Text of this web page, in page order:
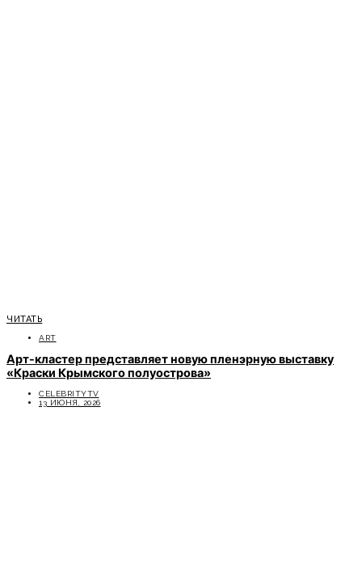
ЧИТАТЬ
ART
Арт-кластер представляет новую пленэрную выставку
«Краски Крымского полуострова»
CELEBRITYTV
13 ИЮНЯ, 2026